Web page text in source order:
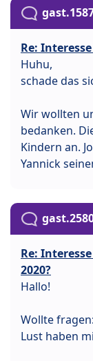
Re:
Huhu,
schade das
Wir wollten
bedanken.
Kindern an.
Yannick
Re:
2020?
Hallo!
Wollte
Lust haben